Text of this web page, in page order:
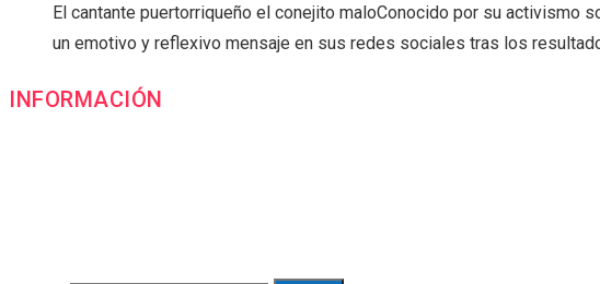
El cantante puertorriqueño el conejito maloConocido por su activismo
un emotivo y reflexivo mensaje en sus redes sociales tras los
INFORMACIÓN